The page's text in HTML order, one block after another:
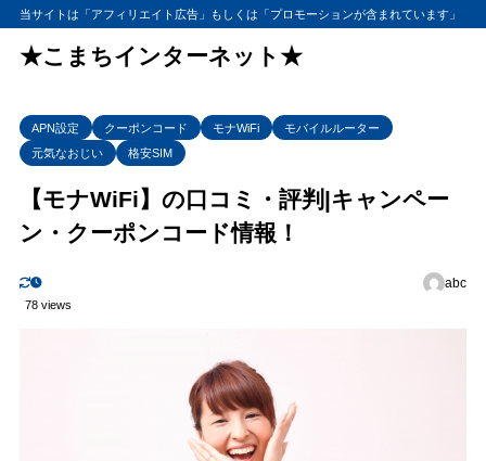
当サイトは「アフィリエイト広告」もしくは「プロモーションが含まれています」
★こまちインターネット★
APN設定 クーポンコード モナWiFi
モバイルルーター
元気なおじい
格安SIM
【モナWiFi】の口コミ・評判|キャンペー
ン・クーポンコード情報！
abc
78 views